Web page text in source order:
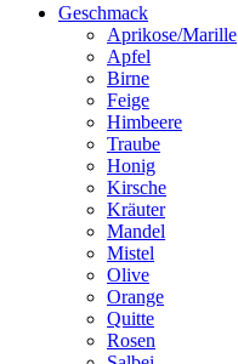
Geschmack
Aprikose/Marille
Apfel
Birne
Feige
Himbeere
Traube
Honig
Kirsche
Kräuter
Mandel
Mistel
Olive
Orange
Quitte
Rosen